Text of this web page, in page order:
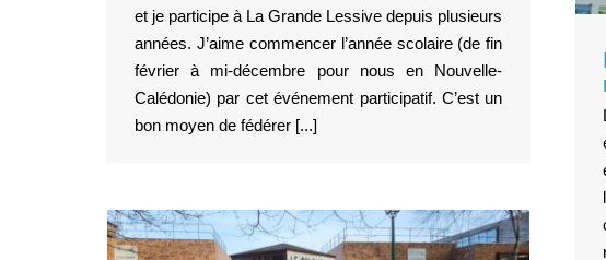
et je participe à La Grande Lessive depuis plusieurs
années. J’aime commencer l’année scolaire (de fin
février à mi-décembre pour nous en Nouvelle-
Calédonie) par cet événement participatif. C’est un
bon moyen de fédérer [...]